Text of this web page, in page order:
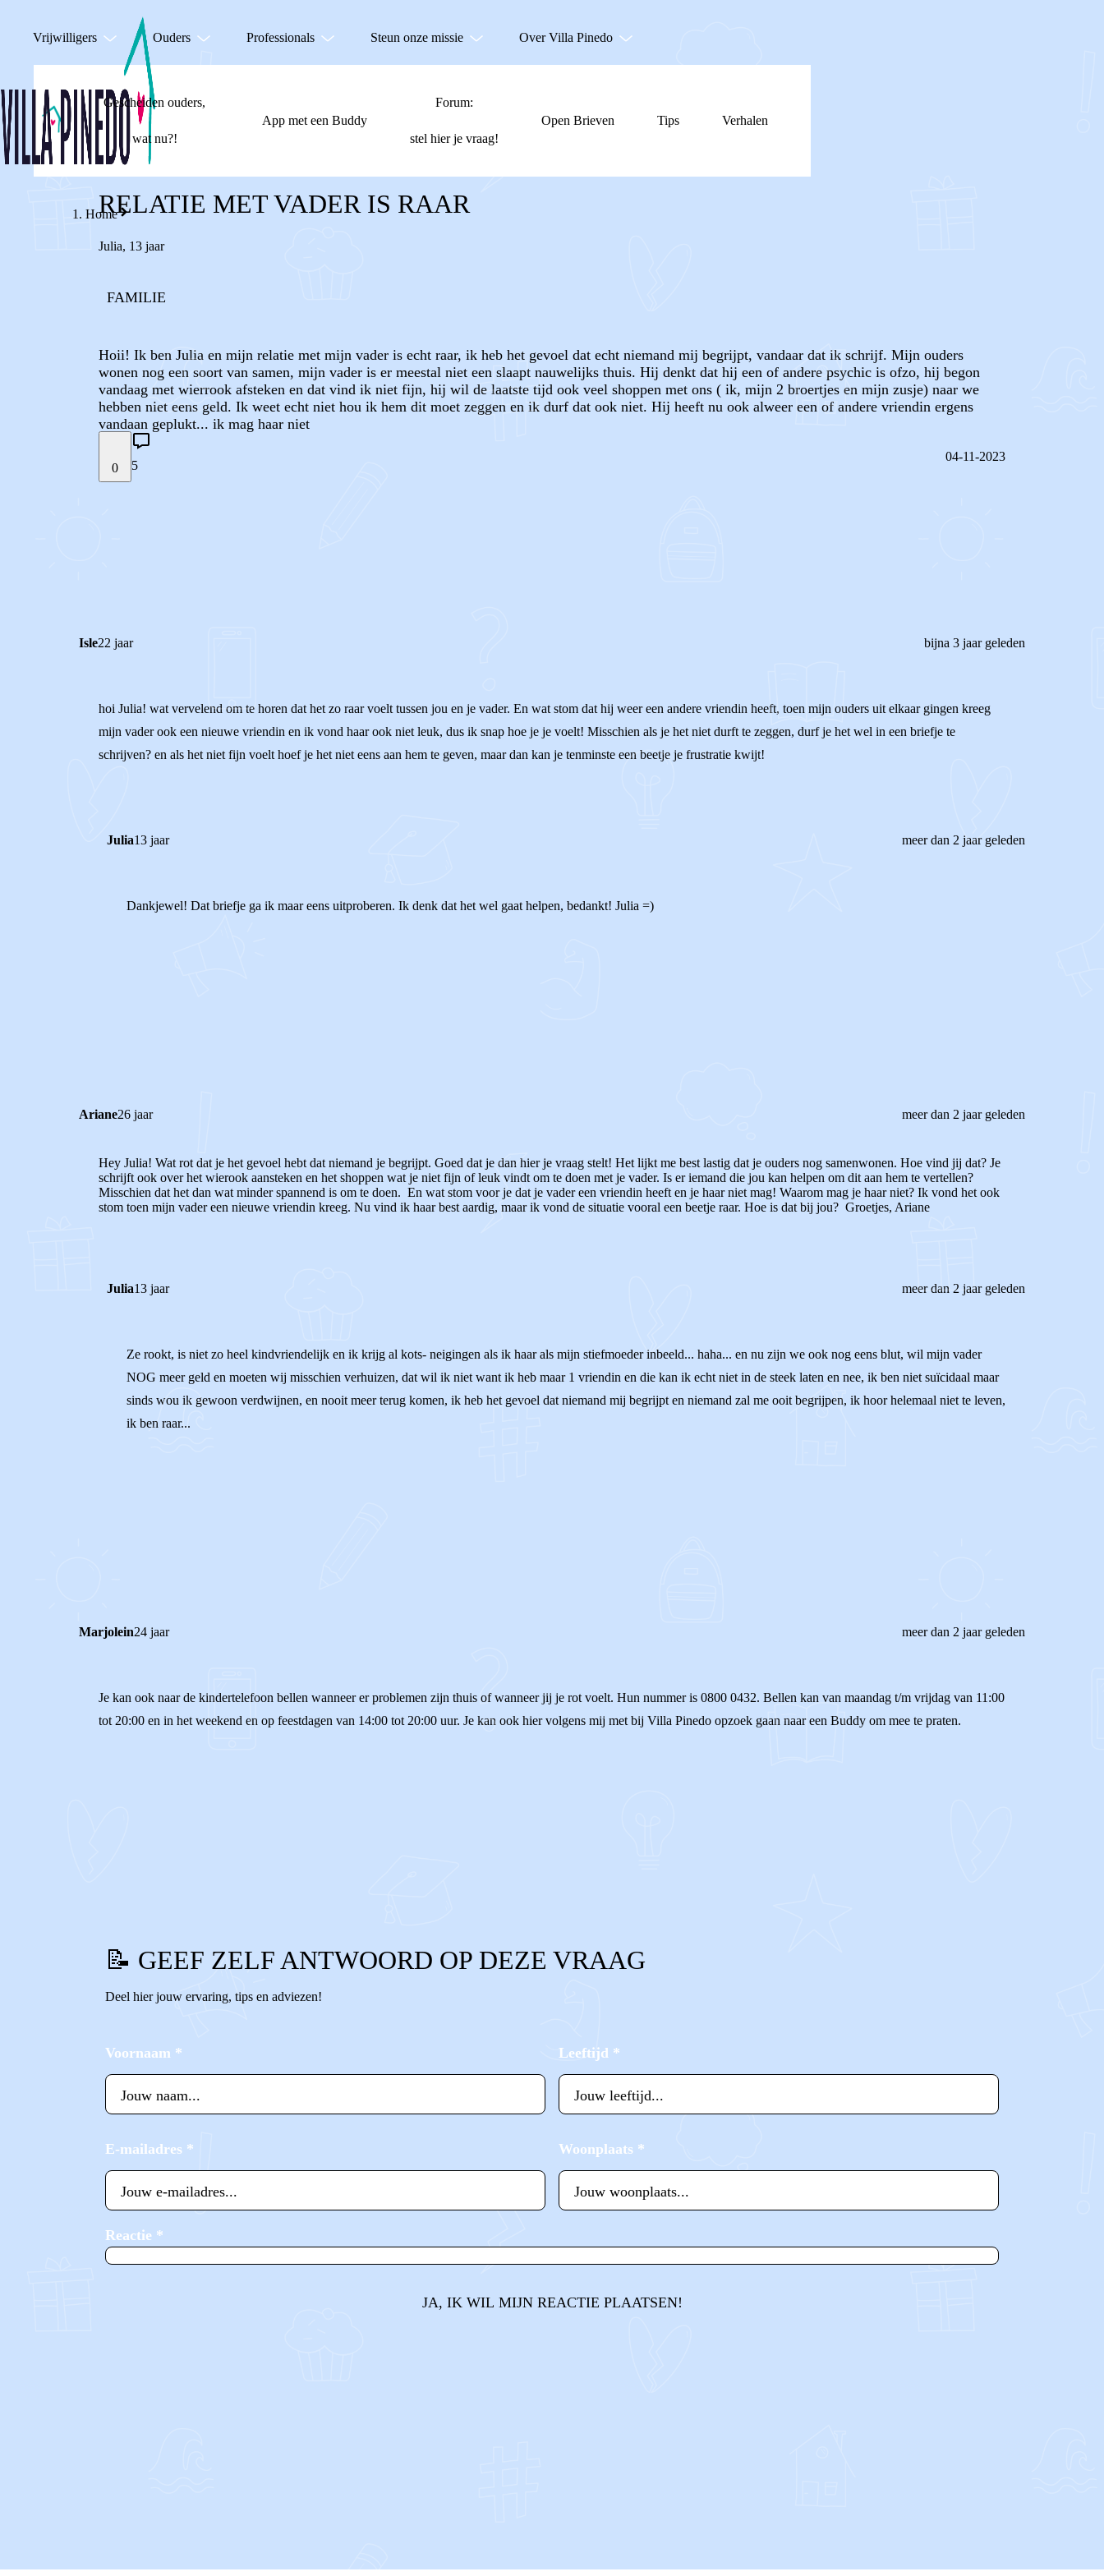
Vrijwilligers Ouders Professionals Steun onze missie Over Villa Pinedo
Gescheiden ouders,
wat nu?!
App met een Buddy
Forum:
stel hier je vraag!
Open Brieven Tips Verhalen
Home
RELATIE MET VADER IS RAAR
Julia, 13 jaar
FAMILIE
Hoii! Ik ben Julia en mijn relatie met mijn vader is echt raar, ik heb het gevoel dat echt niemand mij begrijpt, vandaar dat ik schrijf. Mijn ouders
wonen nog een soort van samen, mijn vader is er meestal niet een slaapt nauwelijks thuis. Hij denkt dat hij een of andere psychic is ofzo, hij begon
vandaag met wierrook afsteken en dat vind ik niet fijn, hij wil de laatste tijd ook veel shoppen met ons ( ik, mijn 2 broertjes en mijn zusje) naar we
hebben niet eens geld. Ik weet echt niet hou ik hem dit moet zeggen en ik durf dat ook niet. Hij heeft nu ook alweer een of andere vriendin ergens
vandaan geplukt... ik mag haar niet
0 5
04-11-2023
Isle22 jaar bijna 3 jaar geleden
hoi Julia! wat vervelend om te horen dat het zo raar voelt tussen jou en je vader. En wat stom dat hij weer een andere vriendin heeft, toen mijn ouders uit elkaar gingen kreeg
mijn vader ook een nieuwe vriendin en ik vond haar ook niet leuk, dus ik snap hoe je je voelt! Misschien als je het niet durft te zeggen, durf je het wel in een briefje te
schrijven? en als het niet fijn voelt hoef je het niet eens aan hem te geven, maar dan kan je tenminste een beetje je frustratie kwijt!
Julia13 jaar meer dan 2 jaar geleden
Dankjewel! Dat briefje ga ik maar eens uitproberen. Ik denk dat het wel gaat helpen, bedankt! Julia =)
Ariane26 jaar meer dan 2 jaar geleden
Hey Julia! Wat rot dat je het gevoel hebt dat niemand je begrijpt. Goed dat je dan hier je vraag stelt! Het lijkt me best lastig dat je ouders nog samenwonen. Hoe vind jij dat? Je
schrijft ook over het wierook aansteken en het shoppen wat je niet fijn of leuk vindt om te doen met je vader. Is er iemand die jou kan helpen om dit aan hem te vertellen?
Misschien dat het dan wat minder spannend is om te doen. En wat stom voor je dat je vader een vriendin heeft en je haar niet mag! Waarom mag je haar niet? Ik vond het ook
stom toen mijn vader een nieuwe vriendin kreeg. Nu vind ik haar best aardig, maar ik vond de situatie vooral een beetje raar. Hoe is dat bij jou? Groetjes, Ariane
Julia13 jaar meer dan 2 jaar geleden
Ze rookt, is niet zo heel kindvriendelijk en ik krijg al kots- neigingen als ik haar als mijn stiefmoeder inbeeld... haha... en nu zijn we ook nog eens blut, wil mijn vader
NOG meer geld en moeten wij misschien verhuizen, dat wil ik niet want ik heb maar 1 vriendin en die kan ik echt niet in de steek laten en nee, ik ben niet suïcidaal maar
sinds wou ik gewoon verdwijnen, en nooit meer terug komen, ik heb het gevoel dat niemand mij begrijpt en niemand zal me ooit begrijpen, ik hoor helemaal niet te leven,
ik ben raar...
Marjolein24 jaar meer dan 2 jaar geleden
Je kan ook naar de kindertelefoon bellen wanneer er problemen zijn thuis of wanneer jij je rot voelt. Hun nummer is 0800 0432. Bellen kan van maandag t/m vrijdag van 11:00
tot 20:00 en in het weekend en op feestdagen van 14:00 tot 20:00 uur. Je kan ook hier volgens mij met bij Villa Pinedo opzoek gaan naar een Buddy om mee te praten.
📝 GEEF ZELF ANTWOORD OP DEZE VRAAG
Deel hier jouw ervaring, tips en adviezen!
Voornaam * Leeftijd *
E-mailadres * Woonplaats *
Reactie *
JA, IK WIL MIJN REACTIE PLAATSEN!